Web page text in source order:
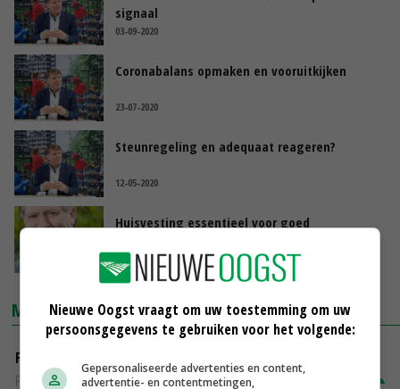
signaal
03-09-2020
Coronabalans opmaken en vooruitkijken
23-07-2020
Steunregeling en adequaat reageren?
12-05-2020
Huisvesting essentieel voor goed
17-03-2020
MARKTPRIJZEN
Fritesgeschikt NL Du Be
PotatoNL
Nieuwe Oogst vraagt om uw toestemming om uw
persoonsgegevens te gebruiken voor het volgende:
Gepersonaliseerde advertenties en content,
advertentie- en contentmetingen,